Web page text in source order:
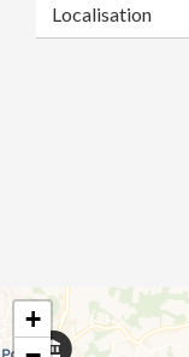
Localisation
+